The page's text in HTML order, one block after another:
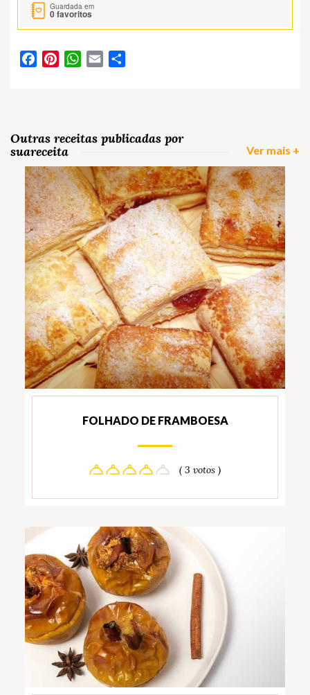
Guardada em
0favoritos
FacebookPinterestWhatsApp
Email
Outras receitas publicadas por
suareceita
Ver mais +
FOLHADO DE FRAMBOESA
( 3 votos )